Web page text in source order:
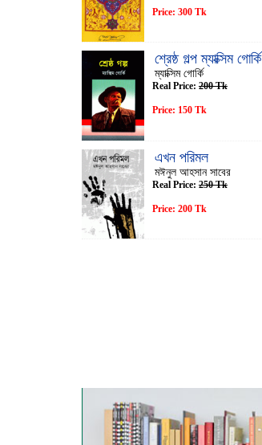
Price: 300 Tk
শ্রেষ্ঠ গল্প ম্যাক্সিম গোর্কি
ম্যাক্সিম গোর্কি
Real Price: 200 Tk
Price: 150 Tk
এখন পরিমল
মঈনুল আহসান সাবের
Real Price: 250 Tk
Price: 200 Tk